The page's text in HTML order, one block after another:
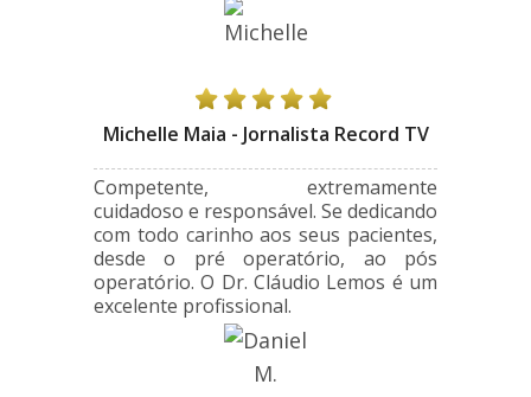
Michelle Maia - Jornalista Record TV
Competente, extremamente
cuidadoso e responsável. Se dedicando
com todo carinho aos seus pacientes,
desde o pré operatório, ao pós
operatório. O Dr. Cláudio Lemos é um
excelente profissional.